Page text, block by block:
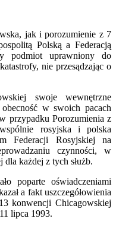
jak i porozumienie z 7
Polską a Federacją
podmiot uprawniony do
nie przesądzając o
swoje wewnętrzne
w swoich pacach
przypadku Porozumienia z
rosyjska i polska
Federacji Rosyjskiej na
czynności, w
dla każdej z tych służb.
poparte oświadczeniami
a fakt uszczegółowienia
konwencji Chicagowskiej
lipca 1993.